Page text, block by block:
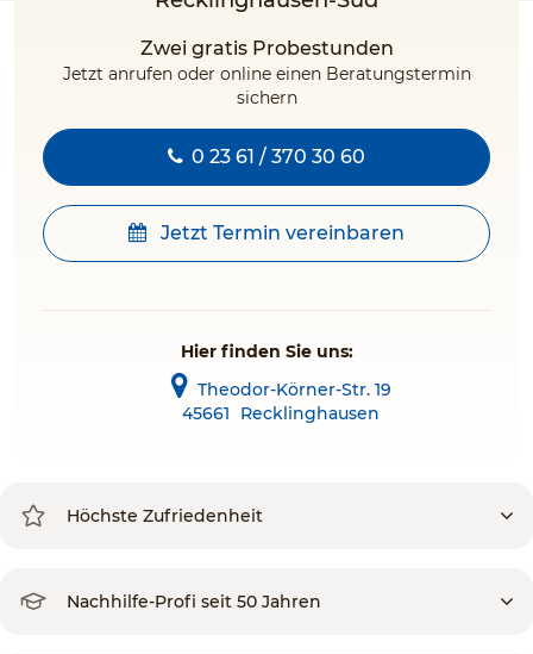
Zwei gratis Probestunden
Jetzt anrufen oder online einen Beratungstermin
sichern
0 23 61 / 370 30 60
Jetzt Termin vereinbaren
Hier finden Sie uns:
Theodor-Körner-Str. 19
45661
Recklinghausen
Höchste Zufriedenheit
Nachhilfe-Profi seit 50 Jahren